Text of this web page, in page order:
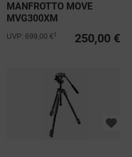
MANFROTTO MOVE
MVG300XM
250,00 €
UVP: 699,00 €